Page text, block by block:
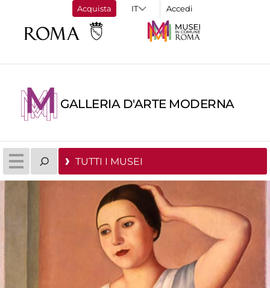
Acquista Accedi
GALLERIA D'ARTE MODERNA
TUTTI I MUSEI